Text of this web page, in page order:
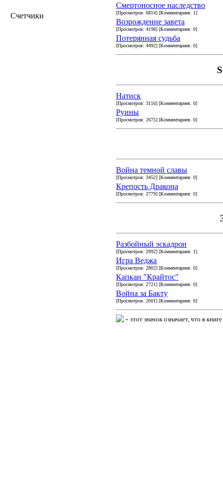
Счетчики
Смертоносное наследство
[Просмотров: 6814] [Комментариев: 1]
Возрождение завета
[Просмотров: 4198] [Комментариев: 0]
Потерянная судьба
[Просмотров: 4492] [Комментариев: 0]
Натиск
[Просмотров: 3116] [Комментариев: 0]
Руины
[Просмотров: 2675] [Комментариев: 0]
Война темной славы
[Просмотров: 3452] [Комментариев: 0]
Крепость Дракона
[Просмотров: 2779] [Комментариев: 0]
Разбойный эскадрон
[Просмотров: 2992] [Комментариев: 1]
Игра Веджа
[Просмотров: 2802] [Комментариев: 0]
Капкан "Крайтос"
[Просмотров: 2721] [Комментариев: 0]
Война за Бакту
[Просмотров: 2601] [Комментариев: 0]
- этот значок означает, что в